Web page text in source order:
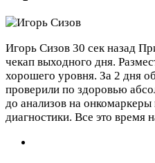
Игорь Сизов 30 сек назад
чекап выходного дня.
хорошего уровня. За 2 дня
проверили по здоровью
до анализов на
диагностики. Все это время